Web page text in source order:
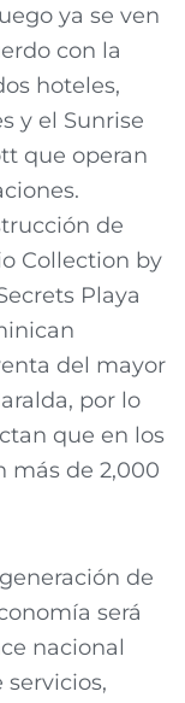
ya se ven
con la
hoteles,
y el Sunrise
que operan
de
Collection by
Playa
del mayor
por lo
que en los
más de 2,000
de
será
nacional
servicios,